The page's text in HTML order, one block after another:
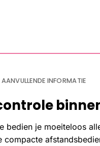
AANVULLENDE INFORMATIE
bedien je moeiteloos
compacte